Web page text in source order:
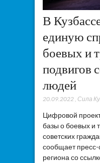
В
единую
боевых и
подвигов
людей
20.09.2022, Сила
Цифровой
базы о боевых и
советских
сообщает пресс-
региона со